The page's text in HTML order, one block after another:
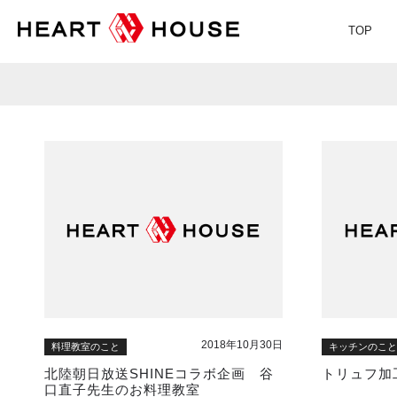
TOP
料理教室のこと 2018年10月30日
北陸朝日放送SHINEコラボ企画 谷
口直子先生のお料理教室
キッチンのこと
トリュフ